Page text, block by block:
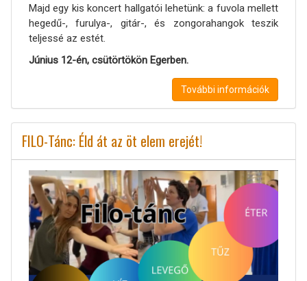
Majd egy kis koncert hallgatói lehetünk: a fuvola mellett
hegedű-, furulya-, gitár-, és zongorahangok teszik
teljessé az estét.
Június 12-én, csütörtökön Egerben.
További információk
FILO-Tánc: Éld át az öt elem erejét!